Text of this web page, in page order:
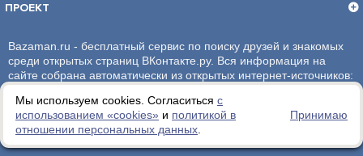
Мы используем cookies. Согласиться с
использованием «сookies» и политикой в
отношении персональных данных
Принимаю
ПРОЕКТ
Bazaman.ru - бесплатный сервис по поиску друзей и знакомых
среди открытых страниц ВКонтакте.ру. Вся информация на
сайте собрана автоматически из открытых интернет-источников:
администрация сайта ответственности не несет.
Политика обработки персональных данных